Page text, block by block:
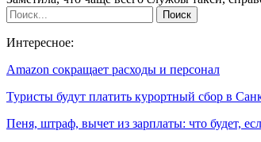
Интересное:
Amazon сокращает расходы и персонал
Туристы будут платить курортный сбор в
Пеня, штраф, вычет из зарплаты: что будет,